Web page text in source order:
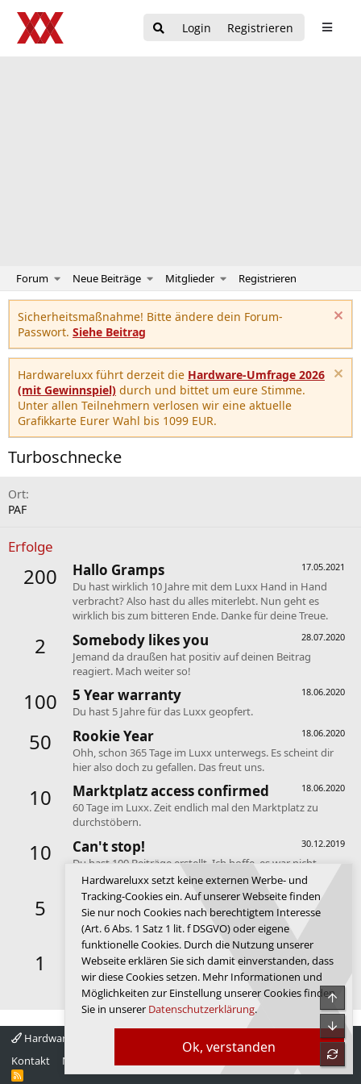
Login Registrieren
Forum Neue Beiträge Mitglieder Registrieren
Sicherheitsmaßnahme! Bitte ändere dein Forum-
Passwort. Siehe Beitrag
Hardwareluxx führt derzeit die Hardware-Umfrage 2026
(mit Gewinnspiel) durch und bittet um eure Stimme.
Unter allen Teilnehmern verlosen wir eine aktuelle
Grafikkarte Eurer Wahl bis 1099 EUR.
Turboschnecke
Ort
PAF
Erfolge
200 17.05.2021
Hallo Gramps
Du hast wirklich 10 Jahre mit dem Luxx Hand in Hand
verbracht? Also hast du alles miterlebt. Nun geht es
wirklich bis zum bitteren Ende. Danke für deine Treue.
2 28.07.2020
Somebody likes you
Jemand da draußen hat positiv auf deinen Beitrag
reagiert. Mach weiter so!
100 18.06.2020
5 Year warranty
Du hast 5 Jahre für das Luxx geopfert.
50 18.06.2020
Rookie Year
Ohh, schon 365 Tage im Luxx unterwegs. Es scheint dir
hier also doch zu gefallen. Das freut uns.
10 18.06.2020
Marktplatz access confirmed
60 Tage im Luxx. Zeit endlich mal den Marktplatz zu
durchstöbern.
10 30.12.2019
Can't stop!
Du hast 100 Beiträge erstellt. Ich hoffe, es war nicht
innerhalb eines Tages! ^^
5 30.12.2019
Keeps coming back
Deine ersten 30 Beiträge. Anscheinend gefällt dir das
Forum.
1 First message
Dein erster Beitrag. Hallo und willkommen im Forum de
Luxx.
Hardwareluxx 4.0
Kontakt
Nutzungsbedingungen Startseite
R
Ok, verstanden
Hardwareluxx setzt keine externen Werbe- und
Tracking-Cookies ein. Auf unserer Webseite finden
Sie nur noch Cookies nach berechtigtem Interesse
(Art. 6 Abs. 1 Satz 1 lit. f DSGVO) oder eigene
funktionelle Cookies. Durch die Nutzung unserer
Webseite erklären Sie sich damit einverstanden, dass
wir diese Cookies setzen. Mehr Informationen und
Möglichkeiten zur Einstellung unserer Cookies finden
Sie in unserer Datenschutzerklärung.